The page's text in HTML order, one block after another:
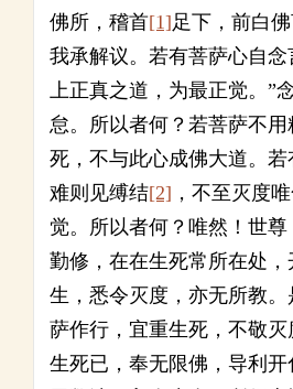
佛所，稽首[1]足下，前白佛
我承解议。若有菩萨心自
上正真之道，为最正觉。”
怠。所以者何？若菩萨不用
死，不与此心成佛大道。
难则见缚结[2] ，不至灭度
觉。所以者何？唯然！世
勤修，在在生死常所在处
生，悉令灭度，亦无所教
萨作行，宜重生死，不敬
生死已，奉无限佛，导利开